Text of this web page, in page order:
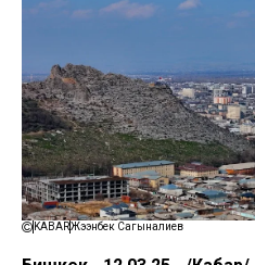
KABARЖээнбек Сагыналиев